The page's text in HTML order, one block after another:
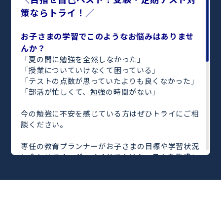
策ならトライ！／
お子さまの学習でこのようなお悩みはありませ
んか？
「夏の間に勉強を全然しなかった」
「授業についていけなくて困っている」
「テストの点数が思っていたよりも良くなかった」
「部活が忙しくて、勉強の時間がない」
今の勉強に不安を感じている方はぜひトライにご相
談ください。
専任の教育プランナーがお子さまの目標や学習状況
に合わせてオーダーメイドでカリキュラムを作成し
完全マンツーマンで自分に合った教師がわかるまで